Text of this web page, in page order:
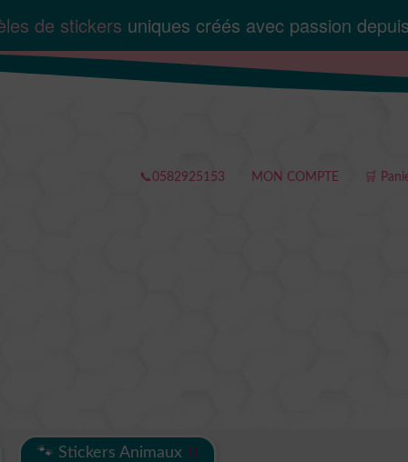
de stickers uniques créés avec passion depuis
📞0582925153 MON COMPTE 🛒
🐾 Stickers Animaux